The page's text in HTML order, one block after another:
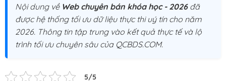
Nội dung về Web chuyên bán khóa học - 2026đã
được hệ thống tối ưu dữ liệu thực thi uý tín cho năm
2026. Thông tin tập trung vào kết quả thực tế và lộ
trình tối ưu chuyên sâu của QCBDS.COM.